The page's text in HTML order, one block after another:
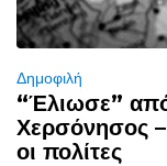
Δημοφιλή
“Έλιωσε”
Χερσόνησος
οι πολίτες